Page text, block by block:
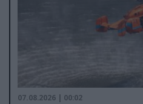
07.08.2026 | 00:02